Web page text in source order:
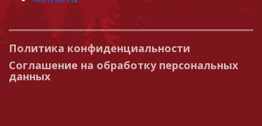
Политика конфиденциальности
Соглашение на обработку персональных
данных